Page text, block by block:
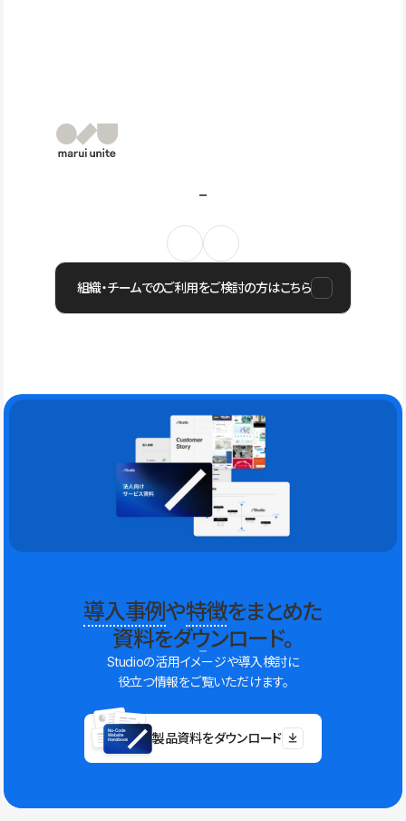
組織・チームでのご利用をご検討の方はこちら
導入事例や特徴をまとめた
資料をダウンロード。
Studioの活用イメージや導入検討に
役立つ情報をご覧いただけます。
製品資料をダウンロード